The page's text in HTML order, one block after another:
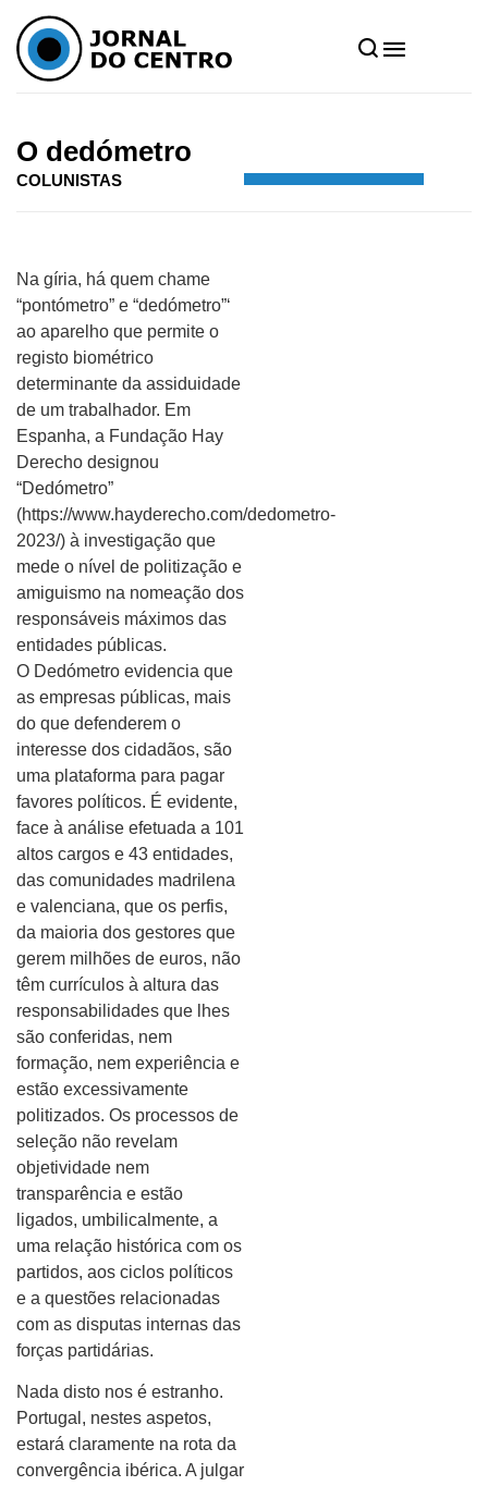
O dedómetro
COLUNISTAS
Na gíria, há quem chame
“pontómetro” e “dedómetro”‘
ao aparelho que permite o
registo biométrico
determinante da assiduidade
de um trabalhador. Em
Espanha, a Fundação Hay
Derecho designou
“Dedómetro”
(https://www.hayderecho.com/dedometro-
2023/) à investigação que
mede o nível de politização e
amiguismo na nomeação dos
responsáveis máximos das
entidades públicas.
O Dedómetro evidencia que
as empresas públicas, mais
do que defenderem o
interesse dos cidadãos, são
uma plataforma para pagar
favores políticos. É evidente,
face à análise efetuada a 101
altos cargos e 43 entidades,
das comunidades madrilena
e valenciana, que os perfis,
da maioria dos gestores que
gerem milhões de euros, não
têm currículos à altura das
responsabilidades que lhes
são conferidas, nem
formação, nem experiência e
estão excessivamente
politizados. Os processos de
seleção não revelam
objetividade nem
transparência e estão
ligados, umbilicalmente, a
uma relação histórica com os
partidos, aos ciclos políticos
e a questões relacionadas
com as disputas internas das
forças partidárias.
Nada disto nos é estranho.
Portugal, nestes aspetos,
estará claramente na rota da
convergência ibérica. A julgar